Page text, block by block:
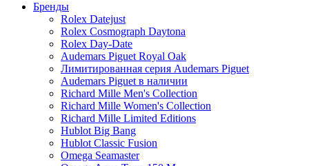
Бренды
Rolex Datejust
Rolex Cosmograph Daytona
Rolex Day-Date
Audemars Piguet Royal Oak
Лимитированная серия Audemars Piguet
Audemars Piguet в наличии
Richard Mille Men's Collection
Richard Mille Women's Collection
Richard Mille Limited Editions
Hublot Big Bang
Hublot Classic Fusion
Omega Seamaster